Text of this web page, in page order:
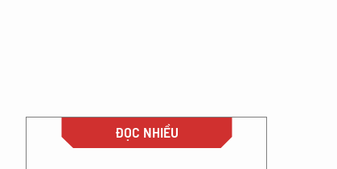
ĐỌC NHIỀU